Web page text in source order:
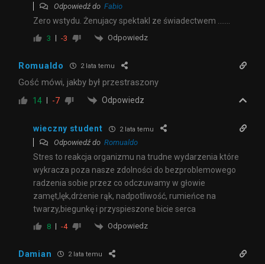
Odpowiedź do Fabio
Zero wstydu. Żenujacy spektakl ze świadectwem …….
3 -3 Odpowiedz
Romualdo 2 lata temu
Gość mówi, jakby był przestraszony
14 -7 Odpowiedz
wieczny student 2 lata temu
Odpowiedź do Romualdo
Stres to reakcja organizmu na trudne wydarzenia które
wykracza poza nasze zdolności do bezproblemowego
radzenia sobie przez co odczuwamy w głowie
zamęt,lęk,drżenie rąk, nadpotliwość, rumieńce na
twarzy,biegunkę i przyspieszone bicie serca
8 -4 Odpowiedz
Damian 2 lata temu